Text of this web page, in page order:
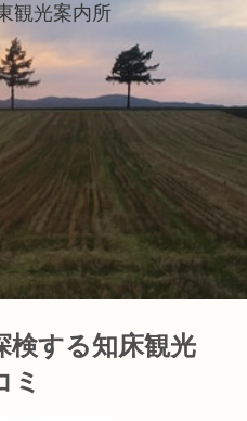
観光案内所
検する知床観光
ミ